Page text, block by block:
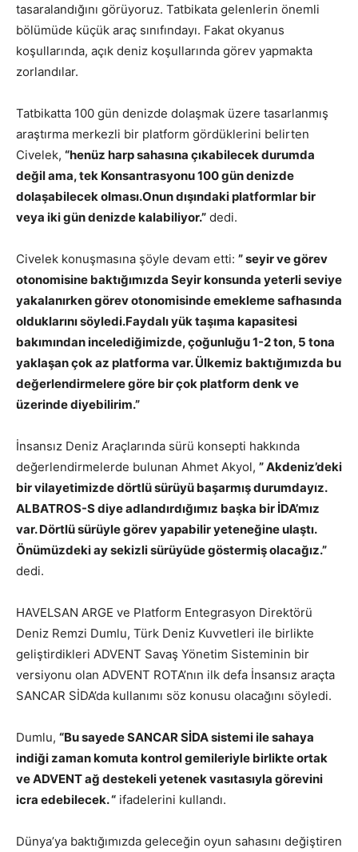
tasaralandığını görüyoruz. Tatbikata gelenlerin önemli
bölümüde küçük araç sınıfındayı. Fakat okyanus
koşullarında, açık deniz koşullarında görev yapmakta
zorlandılar.
Tatbikatta 100 gün denizde dolaşmak üzere tasarlanmış
araştırma merkezli bir platform gördüklerini belirten
Civelek, “henüz harp sahasına çıkabilecek durumda
değil ama, tek Konsantrasyonu 100 gün denizde
dolaşabilecek olması.Onun dışındaki platformlar bir
veya iki gün denizde kalabiliyor.” dedi.
Civelek konuşmasına şöyle devam etti: ” seyir ve görev
otonomisine baktığımızda Seyir konsunda yeterli seviye
yakalanırken görev otonomisinde emekleme safhasında
olduklarını söyledi.Faydalı yük taşıma kapasitesi
bakımından incelediğimizde, çoğunluğu 1-2 ton, 5 tona
yaklaşan çok az platforma var. Ülkemiz baktığımızda bu
değerlendirmelere göre bir çok platform denk ve
üzerinde diyebilirim.”
İnsansız Deniz Araçlarında sürü konsepti hakkında
değerlendirmelerde bulunan Ahmet Akyol, ” Akdeniz’deki
bir vilayetimizde dörtlü sürüyü başarmış durumdayız.
ALBATROS-S diye adlandırdığımız başka bir İDA’mız
var. Dörtlü sürüyle görev yapabilir yeteneğine ulaştı.
Önümüzdeki ay sekizli sürüyüde göstermiş olacağız.”
dedi.
HAVELSAN ARGE ve Platform Entegrasyon Direktörü
Deniz Remzi Dumlu, Türk Deniz Kuvvetleri ile birlikte
geliştirdikleri ADVENT Savaş Yönetim Sisteminin bir
versiyonu olan ADVENT ROTA’nın ilk defa İnsansız araçta
SANCAR SİDA’da kullanımı söz konusu olacağını söyledi.
Dumlu, “Bu sayede SANCAR SİDA sistemi ile sahaya
indiği zaman komuta kontrol gemileriyle birlikte ortak
ve ADVENT ağ destekeli yetenek vasıtasıyla görevini
icra edebilecek. “ ifadelerini kullandı.
Dünya’ya baktığımızda geleceğin oyun sahasını değiştiren